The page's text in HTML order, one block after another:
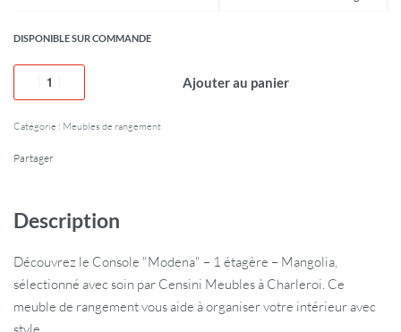
DISPONIBLE SUR COMMANDE
Ajouter au panier
Catégorie : Meubles de rangement
Partager
Description
Découvrez le Console "Modena" – 1 étagère – Mangolia,
sélectionné avec soin par Censini Meubles à Charleroi. Ce
meuble de rangement vous aide à organiser votre intérieur avec